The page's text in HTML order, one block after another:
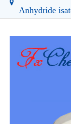
Anhydride